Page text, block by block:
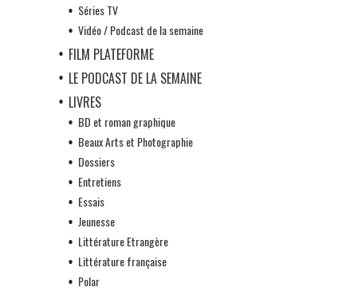
Séries TV
Vidéo / Podcast de la semaine
FILM PLATEFORME
LE PODCAST DE LA SEMAINE
LIVRES
BD et roman graphique
Beaux Arts et Photographie
Dossiers
Entretiens
Essais
Jeunesse
Littérature Etrangère
Littérature française
Polar